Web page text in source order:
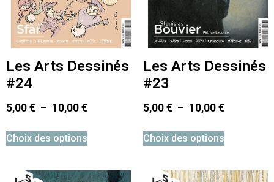
Les Arts Dessinés
#24
5,00€ – 10,00€
Choix des options
Les Arts Dessinés
#23
5,00€ – 10,00€
Choix des options